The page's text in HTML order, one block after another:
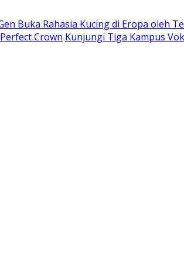
Buka Rahasia Kucing di Eropa oleh
Crown Kunjungi Tiga Kampus